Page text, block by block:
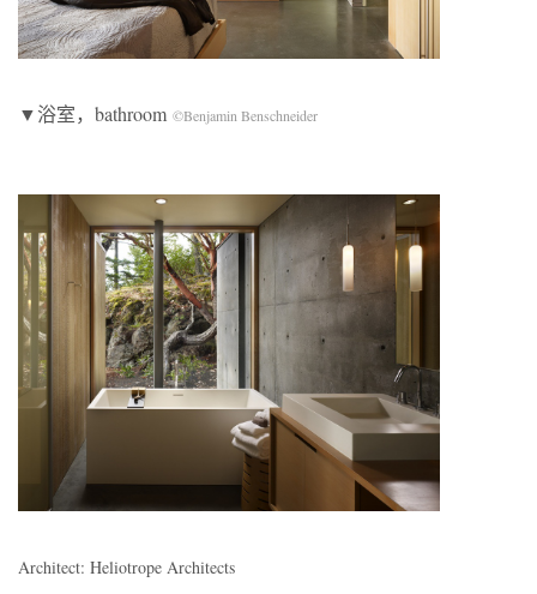
▼浴室，bathroom ©Benjamin Benschneider
Architect: Heliotrope Architects